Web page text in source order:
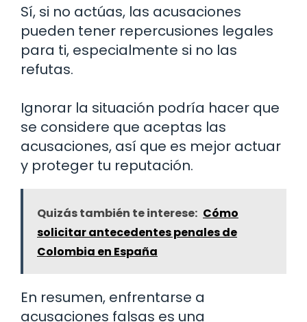
Sí, si no actúas, las acusaciones
pueden tener repercusiones legales
para ti, especialmente si no las
refutas.
Ignorar la situación podría hacer que
se considere que aceptas las
acusaciones, así que es mejor actuar
y proteger tu reputación.
Quizás también te interese: Cómo
solicitar antecedentes penales de
Colombia en España
En resumen, enfrentarse a
acusaciones falsas es una